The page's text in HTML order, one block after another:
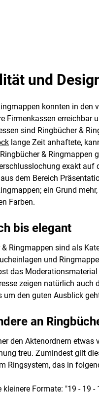
und
konnten in
Firmenkassen erreichbar
sind Ringbücher &
lange Zeit anhaftete,
&
exakt auf
dem Bereich
ein Grund
Farben.
bis elegant
& Ringmappen sind als
und
das Moderationsmaterial
zeigen natürlich auch
um den guten Ausblick
an
den Aktenordnern
treu. Zumindest gilt
Ringsystem, das in
kleinere Formate: "19 - 19 -